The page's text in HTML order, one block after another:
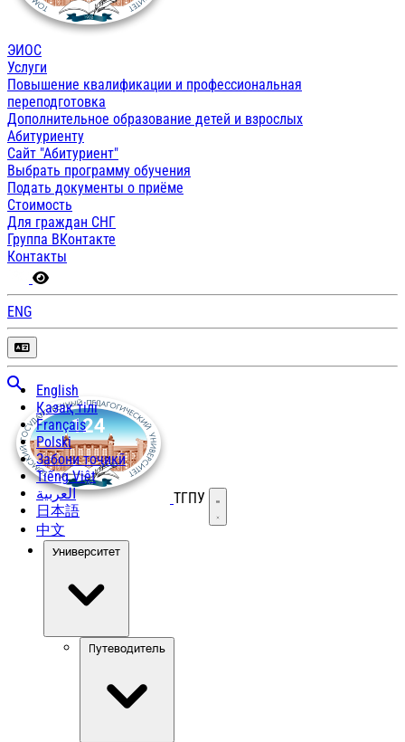
ЭИОС
Услуги
Повышение квалификации и профессиональная
переподготовка
Дополнительное образование детей и взрослых
Абитуриенту
Сайт "Абитуриент"
Выбрать программу обучения
Подать документы о приёме
Стоимость
Для граждан СНГ
Группа ВКонтакте
Контакты
ENG
English
Қазақ тілі
Français
Polski
Забони тоҷикӣ
Tiếng Việt
العربية
日本語
中文
ТГПУ Открыть меню
Университет
Путеводитель